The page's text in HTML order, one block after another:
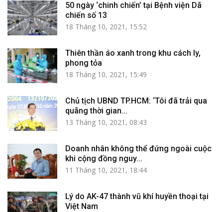
50 ngày ‘chinh chiến’ tại Bệnh viện Dã
chiến số 13
18 Tháng 10, 2021, 15:52
Thiên thần áo xanh trong khu cách ly,
phong tỏa
18 Tháng 10, 2021, 15:49
Chủ tịch UBND TP.HCM: ‘Tôi đã trải qua
quãng thời gian...
13 Tháng 10, 2021, 08:43
Doanh nhân không thể đứng ngoài cuộc
khi cộng đồng nguy...
11 Tháng 10, 2021, 18:44
Lý do AK-47 thành vũ khí huyền thoại tại
Việt Nam